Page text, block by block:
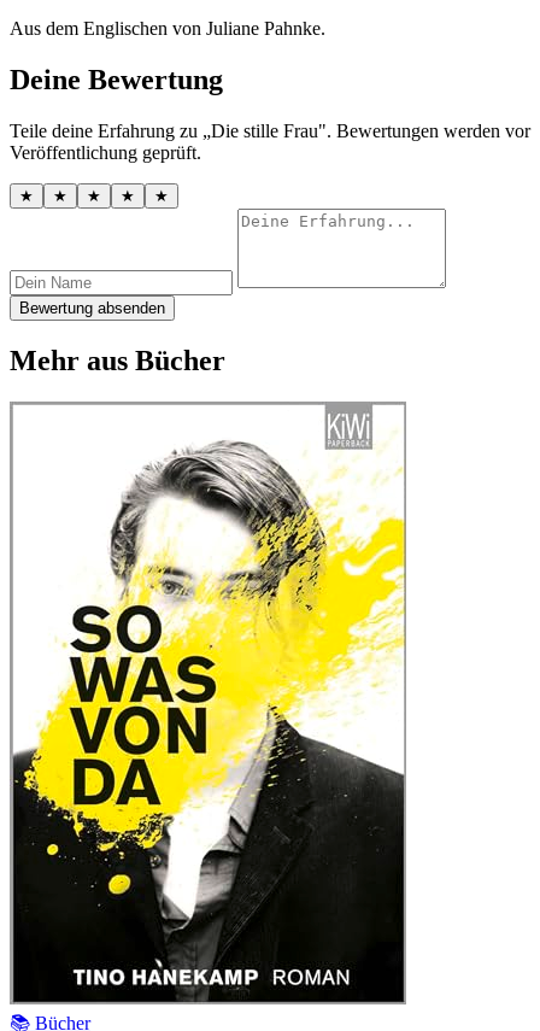
Aus dem Englischen von Juliane Pahnke.
Deine Bewertung
Teile deine Erfahrung zu „Die stille Frau". Bewertungen werden vor
Veröffentlichung geprüft.
★ ★ ★ ★ ★
Bewertung absenden
Mehr aus Bücher
📚 Bücher